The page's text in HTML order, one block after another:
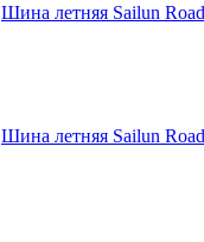
Шина летняя Sailun
Шина летняя Sailun